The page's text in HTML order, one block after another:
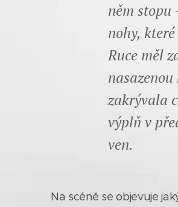
něm stopu
nohy,
Ruce měl
zakrývala
výplň v
ven.
Na scéně se objevuje